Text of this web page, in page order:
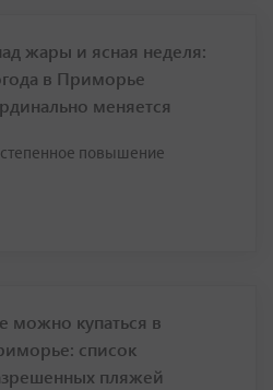
жары и ясная неделя:
в Приморье
меняется
повышение
можно купаться в
список
пляжей